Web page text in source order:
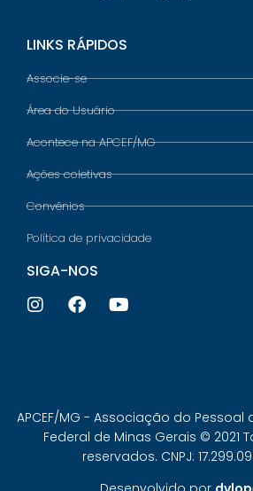
LINKS RÁPIDOS
Associe-se
Área do Usuário
Acontece na APCEF/MG
Ações coletivas
Convênios
Política de privacidade
SIGA-NOS
APCEF/MG - Associação do
Federal de Minas Gerais © 2021
reservados. CNPJ: